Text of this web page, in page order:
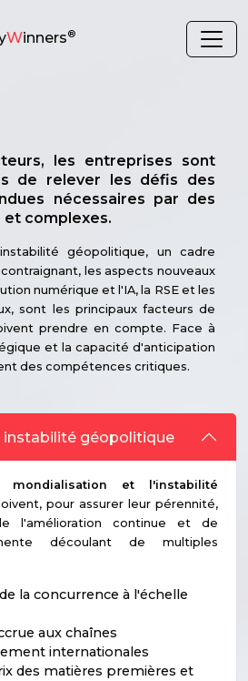
Winners®
les entreprises sont
de relever les défis des
nécessaires par des
et complexes.
géopolitique, un cadre
les aspects nouveaux
numérique et l'IA, la RSE et les
sont les principaux facteurs de
prendre en compte. Face à
et la capacité d'anticipation
des compétences critiques.
instabilité géopolitique
et l'instabilité
pour assurer leur pérennité,
l'amélioration continue et de
découlant de multiples
la concurrence à l'échelle
aux chaînes
internationales
des matières premières et